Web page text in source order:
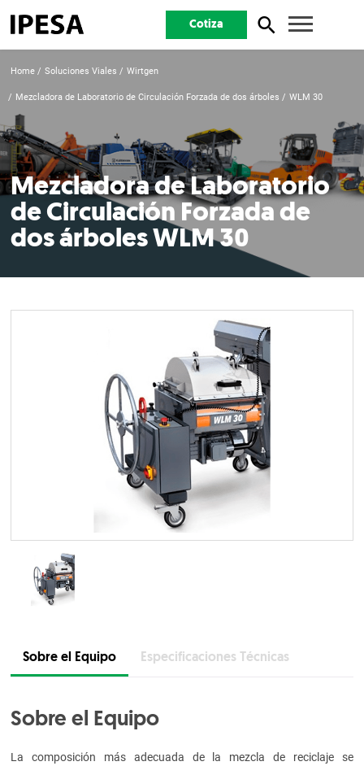
Cotiza
Home Soluciones Viales Wirtgen
Mezcladora de Laboratorio de Circulación Forzada de dos árboles WLM 30
Mezcladora de Laboratorio
de Circulación Forzada de
dos árboles WLM 30
Sobre el Equipo Especificaciones Técnicas
Sobre el Equipo
La composición más adecuada de la mezcla de reciclaje se